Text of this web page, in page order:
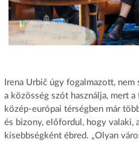
Irena Urbič úgy fogalmazott,
a közösség szót használja, mert
közép-európai térségben már
és bizony, előfordul, hogy valaki,
kisebbségként ébred. „Olyan